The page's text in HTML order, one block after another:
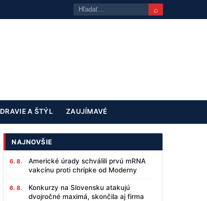
⌕
A ŠTÝL ZAUJÍMAVÉ
NAJNOVŠIE
6. 8.
Americké úrady schválili prvú mRNA
vakcínu proti chrípke od Moderny
6. 8.
Konkurzy na Slovensku atakujú
dvojročné maximá, skončila aj firma